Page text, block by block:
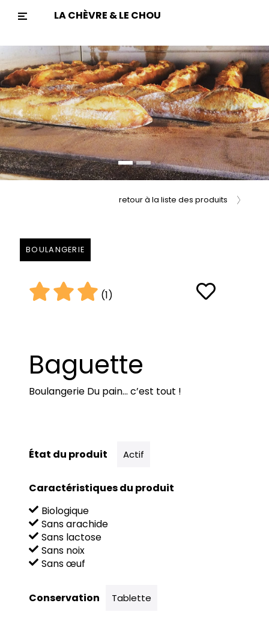
LA CHÈVRE & LE CHOU
Previous Next
BOULANGERIE
retour à la liste des produits
(1)
Baguette
Boulangerie Du pain… c’est tout !
État du produit Actif
Caractéristiques du produit
Biologique
Sans arachide
Sans lactose
Sans noix
Sans œuf
Conservation Tablette